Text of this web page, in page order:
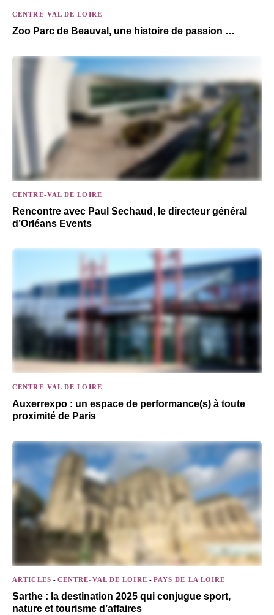
CENTRE-VAL DE LOIRE
Zoo Parc de Beauval, une histoire de passion …
CENTRE-VAL DE LOIRE
Rencontre avec Paul Sechaud, le directeur général
d’Orléans Events
CENTRE-VAL DE LOIRE
Auxerrexpo : un espace de performance(s) à toute
proximité de Paris
ARTICLES - CENTRE-VAL DE LOIRE - PAYS DE LA LOIRE
Sarthe : la destination 2025 qui conjugue sport,
nature et tourisme d’affaires